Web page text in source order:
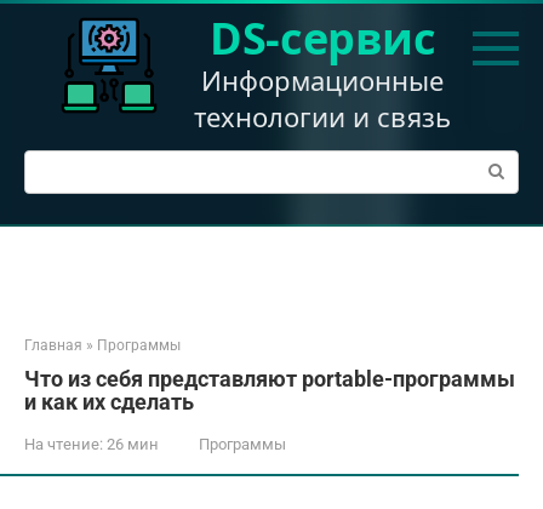
Перейти
DS-сервис
Информационные
технологии и связь
Поиск:
Главная » Программы
Что из себя представляют portable-программы
и как их cделать
На чтение: 26 мин Программы